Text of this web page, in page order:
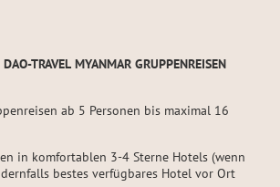
TRAVEL MYANMAR GRUPPENREISEN
ab 5 Personen bis maximal 16
in komfortablen 3-4 Sterne Hotels (wenn
bestes verfügbares Hotel vor Ort